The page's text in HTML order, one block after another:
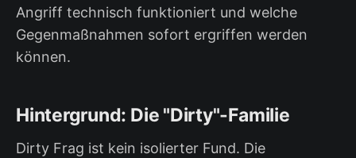
Angriff technisch funktioniert und welche
Gegenmaßnahmen sofort ergriffen werden
können.
Hintergrund: Die "Dirty"-Familie
Dirty Frag ist kein isolierter Fund. Die